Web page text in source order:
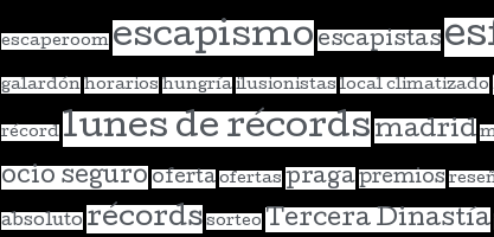
escaperoom escapismo escapistas
galardón horarios hungría ilusionistas local climatizado
récord lunes de récords madrid
ocio seguro oferta ofertas pragapremios
absoluto récords sorteo Tercera Dinastía